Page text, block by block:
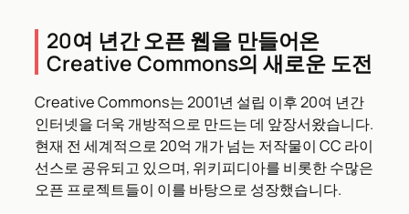
20여 년간 오픈 웹을 만들어온
Creative Commons의 새로운 도전
Creative Commons는 2001년 설립 이후 20여 년간
인터넷을 더욱 개방적으로 만드는 데 앞장서왔습니다.
현재 전 세계적으로 20억 개가 넘는 저작물이 CC 라이
선스로 공유되고 있으며, 위키피디아를 비롯한 수많은
오픈 프로젝트들이 이를 바탕으로 성장했습니다.